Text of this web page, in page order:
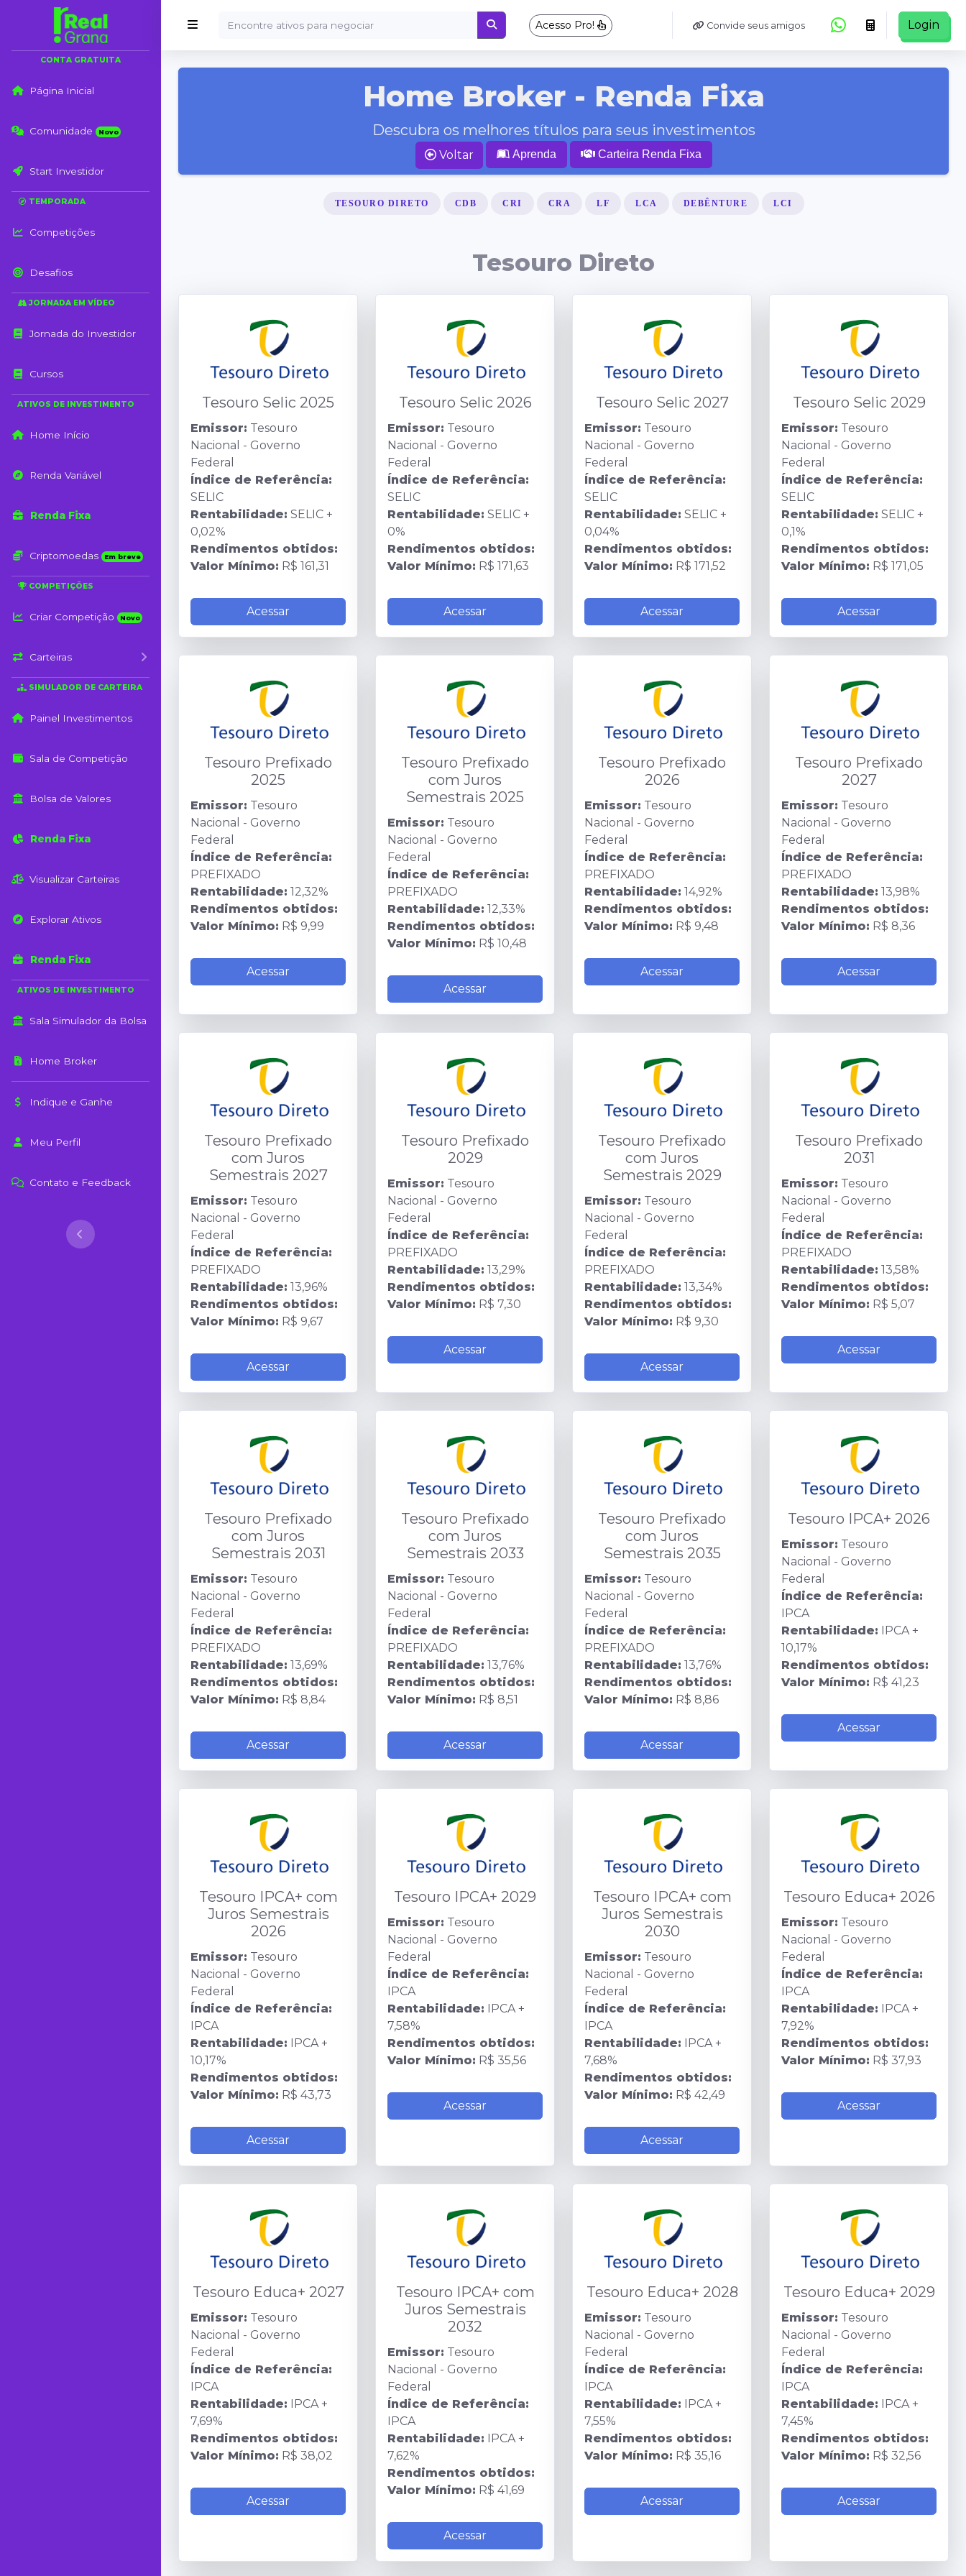
CONTA GRATUITA
Página Inicial
Comunidade Novo
Start Investidor
TEMPORADA
Competições
Desafios
JORNADA EM VÍDEO
Jornada do Investidor
Cursos
ATIVOS DE INVESTIMENTO
Home Início
Renda Variável
Renda Fixa
Criptomoedas Em breve
COMPETIÇÕES
Criar Competição Novo
Carteiras
SIMULADOR DE CARTEIRA
Painel Investimentos
Sala de Competição
Bolsa de Valores
Renda Fixa
Visualizar Carteiras
Explorar Ativos
Renda Fixa
ATIVOS DE INVESTIMENTO
Sala Simulador da Bolsa
Home Broker
Indique e Ganhe
Meu Perfil
Contato e Feedback
Acesso Pro! Convide seus amigos Login
Home Broker - Renda Fixa
Descubra os melhores títulos para seus investimentos
Voltar Aprenda Carteira Renda Fixa
TESOURO DIRETO CDB CRI CRA LF LCA DEBÊNTURE LCI
Tesouro Direto
Tesouro Selic 2025
Emissor: Tesouro
Nacional - Governo
Federal
Índice de Referência:
SELIC
Rentabilidade: SELIC +
0,02%
Rendimentos obtidos:
Valor Mínimo: R$ 161,31
Acessar
Tesouro Selic 2026
Emissor: Tesouro
Nacional - Governo
Federal
Índice de Referência:
SELIC
Rentabilidade: SELIC +
0%
Rendimentos obtidos:
Valor Mínimo: R$ 171,63
Acessar
Tesouro Selic 2027
Emissor: Tesouro
Nacional - Governo
Federal
Índice de Referência:
SELIC
Rentabilidade: SELIC +
0,04%
Rendimentos obtidos:
Valor Mínimo: R$ 171,52
Acessar
Tesouro Selic 2029
Emissor: Tesouro
Nacional - Governo
Federal
Índice de Referência:
SELIC
Rentabilidade: SELIC +
0,1%
Rendimentos obtidos:
Valor Mínimo: R$ 171,05
Acessar
Tesouro Prefixado
2025
Emissor: Tesouro
Nacional - Governo
Federal
Índice de Referência:
PREFIXADO
Rentabilidade: 12,32%
Rendimentos obtidos:
Valor Mínimo: R$ 9,99
Acessar
Tesouro Prefixado
com Juros
Semestrais 2025
Emissor: Tesouro
Nacional - Governo
Federal
Índice de Referência:
PREFIXADO
Rentabilidade: 12,33%
Rendimentos obtidos:
Valor Mínimo: R$ 10,48
Acessar
Tesouro Prefixado
2026
Emissor: Tesouro
Nacional - Governo
Federal
Índice de Referência:
PREFIXADO
Rentabilidade: 14,92%
Rendimentos obtidos:
Valor Mínimo: R$ 9,48
Acessar
Tesouro Prefixado
2027
Emissor: Tesouro
Nacional - Governo
Federal
Índice de Referência:
PREFIXADO
Rentabilidade: 13,98%
Rendimentos obtidos:
Valor Mínimo: R$ 8,36
Acessar
Tesouro Prefixado
com Juros
Semestrais 2027
Emissor: Tesouro
Nacional - Governo
Federal
Índice de Referência:
PREFIXADO
Rentabilidade: 13,96%
Rendimentos obtidos:
Valor Mínimo: R$ 9,67
Acessar
Tesouro Prefixado
2029
Emissor: Tesouro
Nacional - Governo
Federal
Índice de Referência:
PREFIXADO
Rentabilidade: 13,29%
Rendimentos obtidos:
Valor Mínimo: R$ 7,30
Acessar
Tesouro Prefixado
com Juros
Semestrais 2029
Emissor: Tesouro
Nacional - Governo
Federal
Índice de Referência:
PREFIXADO
Rentabilidade: 13,34%
Rendimentos obtidos:
Valor Mínimo: R$ 9,30
Acessar
Tesouro Prefixado
2031
Emissor: Tesouro
Nacional - Governo
Federal
Índice de Referência:
PREFIXADO
Rentabilidade: 13,58%
Rendimentos obtidos:
Valor Mínimo: R$ 5,07
Acessar
Tesouro Prefixado
com Juros
Semestrais 2031
Emissor: Tesouro
Nacional - Governo
Federal
Índice de Referência:
PREFIXADO
Rentabilidade: 13,69%
Rendimentos obtidos:
Valor Mínimo: R$ 8,84
Acessar
Tesouro Prefixado
com Juros
Semestrais 2033
Emissor: Tesouro
Nacional - Governo
Federal
Índice de Referência:
PREFIXADO
Rentabilidade: 13,76%
Rendimentos obtidos:
Valor Mínimo: R$ 8,51
Acessar
Tesouro Prefixado
com Juros
Semestrais 2035
Emissor: Tesouro
Nacional - Governo
Federal
Índice de Referência:
PREFIXADO
Rentabilidade: 13,76%
Rendimentos obtidos:
Valor Mínimo: R$ 8,86
Acessar
Tesouro IPCA+ 2026
Emissor: Tesouro
Nacional - Governo
Federal
Índice de Referência:
IPCA
Rentabilidade: IPCA +
10,17%
Rendimentos obtidos:
Valor Mínimo: R$ 41,23
Acessar
Tesouro IPCA+ com
Juros Semestrais
2026
Emissor: Tesouro
Nacional - Governo
Federal
Índice de Referência:
IPCA
Rentabilidade: IPCA +
10,17%
Rendimentos obtidos:
Valor Mínimo: R$ 43,73
Acessar
Tesouro IPCA+ 2029
Emissor: Tesouro
Nacional - Governo
Federal
Índice de Referência:
IPCA
Rentabilidade: IPCA +
7,58%
Rendimentos obtidos:
Valor Mínimo: R$ 35,56
Acessar
Tesouro IPCA+ com
Juros Semestrais
2030
Emissor: Tesouro
Nacional - Governo
Federal
Índice de Referência:
IPCA
Rentabilidade: IPCA +
7,68%
Rendimentos obtidos:
Valor Mínimo: R$ 42,49
Acessar
Tesouro Educa+ 2026
Emissor: Tesouro
Nacional - Governo
Federal
Índice de Referência:
IPCA
Rentabilidade: IPCA +
7,92%
Rendimentos obtidos:
Valor Mínimo: R$ 37,93
Acessar
Tesouro Educa+ 2027
Emissor: Tesouro
Nacional - Governo
Federal
Índice de Referência:
IPCA
Rentabilidade: IPCA +
7,69%
Rendimentos obtidos:
Valor Mínimo: R$ 38,02
Acessar
Tesouro IPCA+ com
Juros Semestrais
2032
Emissor: Tesouro
Nacional - Governo
Federal
Índice de Referência:
IPCA
Rentabilidade: IPCA +
7,62%
Rendimentos obtidos:
Valor Mínimo: R$ 41,69
Acessar
Tesouro Educa+ 2028
Emissor: Tesouro
Nacional - Governo
Federal
Índice de Referência:
IPCA
Rentabilidade: IPCA +
7,55%
Rendimentos obtidos:
Valor Mínimo: R$ 35,16
Acessar
Tesouro Educa+ 2029
Emissor: Tesouro
Nacional - Governo
Federal
Índice de Referência:
IPCA
Rentabilidade: IPCA +
7,45%
Rendimentos obtidos:
Valor Mínimo: R$ 32,56
Acessar